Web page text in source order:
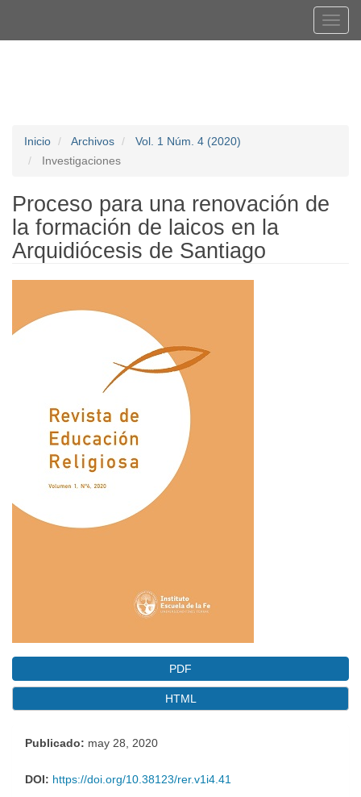
Inicio Archivos
Vol. 1 Núm. 4 (2020)
Investigaciones
Proceso para una renovación de
la formación de laicos en la
Arquidiócesis de Santiago
lateral
artículo
PDF
HTML
Publicado: may 28, 2020
DOI: https://doi.org/10.38123/rer.v1i4.41